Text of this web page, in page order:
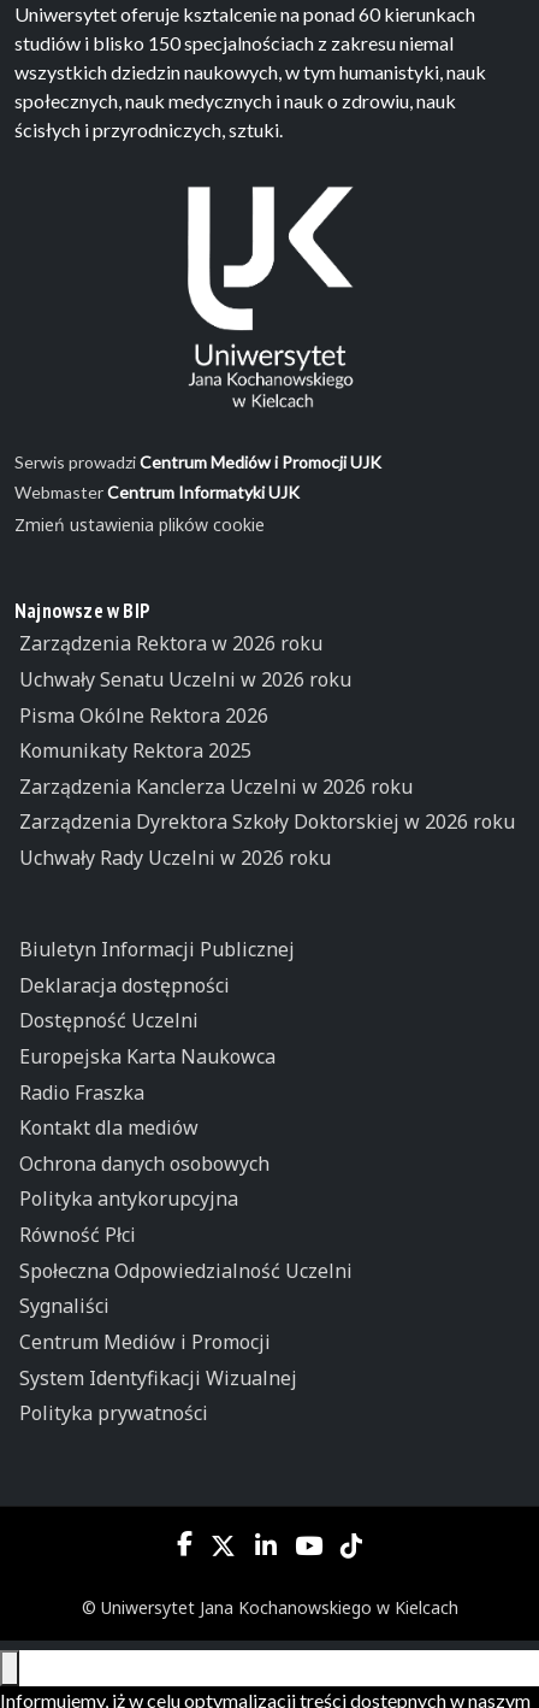
Uniwersytet oferuje ksztalcenie na ponad 60 kierunkach
studiów i blisko 150 specjalnościach z zakresu niemal
wszystkich dziedzin naukowych, w tym humanistyki, nauk
społecznych, nauk medycznych i nauk o zdrowiu, nauk
ścisłych i przyrodniczych, sztuki.
Serwis prowadziCentrum Mediów i Promocji UJK
WebmasterCentrum Informatyki UJK
Zmień ustawienia plików cookie
Najnowsze w BIP
Zarządzenia Rektora w 2026 roku
Uchwały Senatu Uczelni w 2026 roku
Pisma Okólne Rektora 2026
Komunikaty Rektora 2025
Zarządzenia Kanclerza Uczelni w 2026 roku
Zarządzenia Dyrektora Szkoły Doktorskiej w 2026 roku
Uchwały Rady Uczelni w 2026 roku
Biuletyn Informacji Publicznej
Deklaracja dostępności
Dostępność Uczelni
Europejska Karta Naukowca
Radio Fraszka
Kontakt dla mediów
Ochrona danych osobowych
Polityka antykorupcyjna
Równość Płci
Społeczna Odpowiedzialność Uczelni
Sygnaliści
Centrum Mediów i Promocji
System Identyfikacji Wizualnej
Polityka prywatności
© Uniwersytet Jana Kochanowskiego w Kielcach
Informujemy, iż w celu optymalizacji treści dostępnych w naszym